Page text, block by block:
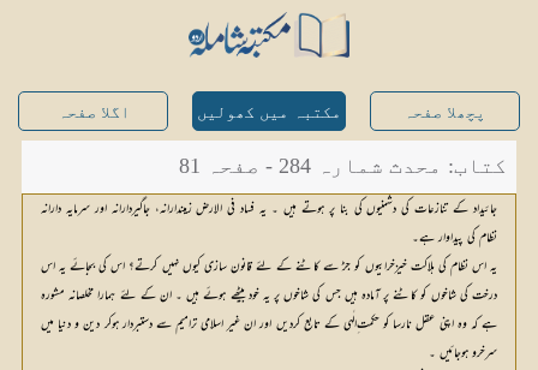
پچھلا صفحہ مکتبہ میں کھولیں اگلا صفحہ
کتاب: محدث شمارہ 284 - صفحہ 81
جائیداد کے تنازعات کی دشمنیوں کی بنا پر ہوتے ہیں ۔ یہ فساد فی الارض زمیندارانہ، جاگیردارانہ اور سرمایہ دارانہ
نظام کی پیداوار ہے۔
یہ اس نظام کی ہلاکت خیزخرابیوں کو جڑ سے کاٹنے کے لئے قانون سازی کیوں نہیں کرتے؟ اس کی بجائے یہ اس
درخت کی شاخوں کو کاٹنے پر آمادہ ہیں جس کی شاخوں پر یہ خود بیٹھے ہوئے ہیں ۔ ان کے لئے ہمارا مخلصانہ مشورہ
ہے کہ وہ اپنی عقل نارسا کو حکمت ِالٰہی کے تابع کردیں اور ان غیر اسلامی ترامیم سے دستبردار ہوکر دین و دنیا میں
سرخرو ہوجائیں ۔